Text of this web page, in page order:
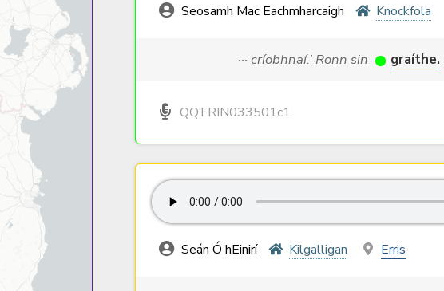
Seosamh Mac Eachmharcaigh Knockfola
··· críobhnaí.’ Ronn sin graíthe.
QQTRIN033501c1
Seán Ó hEinirí Kilgalligan Erris